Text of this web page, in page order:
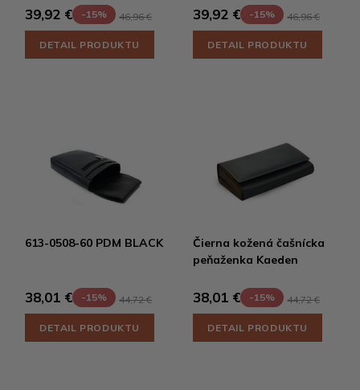
39,92 € -15% 46,96 €
DETAIL PRODUKTU
39,92 € -15% 46,96 €
DETAIL PRODUKTU
613-0508-60 PDM BLACK
38,01 € -15% 44,72 €
DETAIL PRODUKTU
Čierna kožená čašnícka
peňaženka Kaeden
38,01 € -15% 44,72 €
DETAIL PRODUKTU